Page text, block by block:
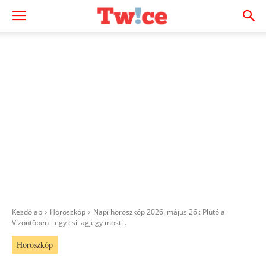
Kezdőlap Horoszkóp
Napi horoszkóp 2026. május 26.: Plútó a
Vízöntőben - egy csillagjegy most...
Horoszkóp